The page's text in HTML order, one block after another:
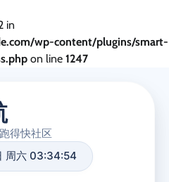
in
wp-content/plugins/smart-
on line 1247